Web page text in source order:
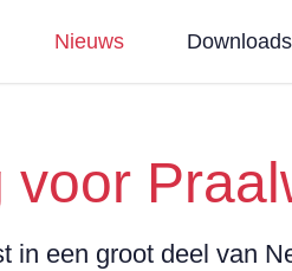
Nieuws Downloads
voor
in een groot deel van